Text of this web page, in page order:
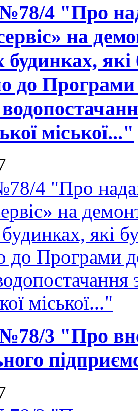
4 "Про
на
які
до Програми
міської..."
4 "Про
на
які
до Програми
міської..."
3 "Про